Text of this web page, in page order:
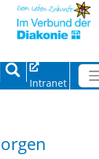
Intranet